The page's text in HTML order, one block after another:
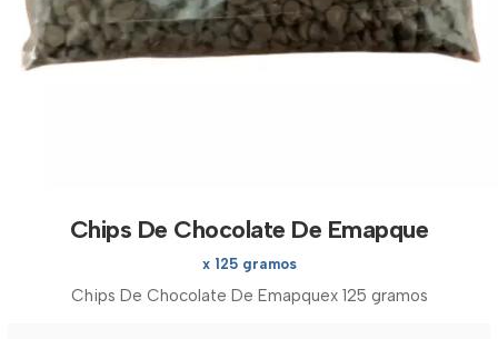
Chips De Chocolate De Emapque
x 125 gramos
Chips De Chocolate De Emapquex 125 gramos